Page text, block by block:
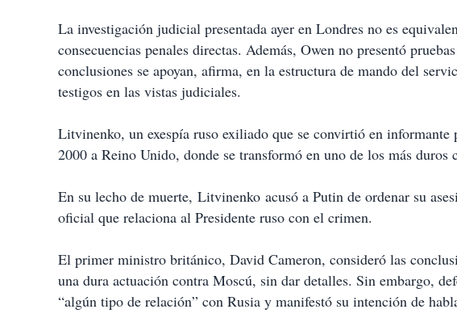
La investigación judicial presentada ayer en Londres no es
consecuencias penales directas. Además, Owen no presentó
conclusiones se apoyan, afirma, en la estructura de mando del
testigos en las vistas judiciales.
Litvinenko, un exespía ruso exiliado que se convirtió en
2000 a Reino Unido, donde se transformó en uno de los más duros
En su lecho de muerte, Litvinenko acusó a Putin de ordenar su
oficial que relaciona al Presidente ruso con el crimen.
El primer ministro británico, David Cameron, consideró las
una dura actuación contra Moscú, sin dar detalles. Sin embargo,
“algún tipo de relación” con Rusia y manifestó su intención de